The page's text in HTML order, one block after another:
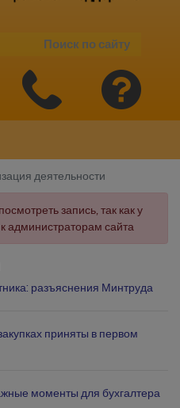
деятельности
запись, так как у
администраторам сайта
разъяснения Минтруда
приняты в первом
моменты для бухгалтера